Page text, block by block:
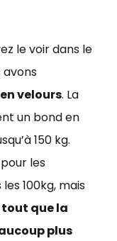
le voir dans le
avons
velours. La
un bond en
150 kg.
les
100kg, mais
que la
plus